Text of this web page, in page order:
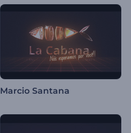
Marcio Santana